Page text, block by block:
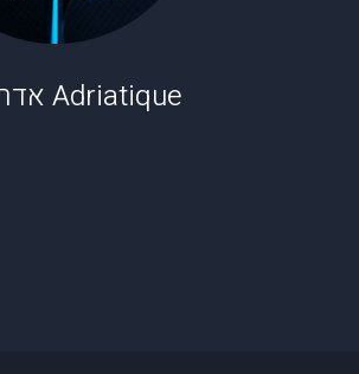
Adriatique אדריאטיק